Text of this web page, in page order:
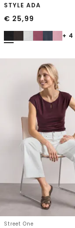
STYLE ADA
€ 25,99
+ 4
Street One